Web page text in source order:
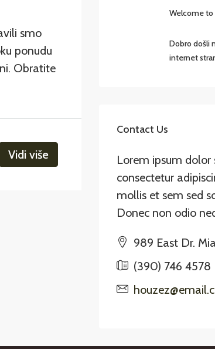
smo
ponudu
Obratite
Vidi više
Welcome to
Dobro došli
internet
Contact Us
Lorem ipsum dolor
consectetur
mollis et sem sed
Donec non odio
989 East Dr.
(390) 746 4578